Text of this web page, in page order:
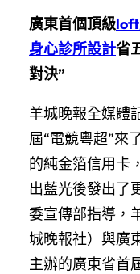
廣東首個頂級
身心診所設計省
對決”
羊城晚報全媒體
屆“電競粵超”來
的純金箔信用卡
出藍光後發出了
委宣傳部指導，
城晚報社）與廣
主辦的廣東省首